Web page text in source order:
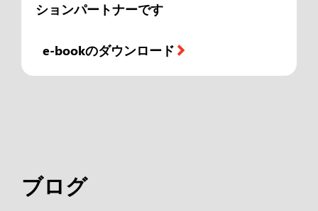
ションパートナーです
e-bookのダウンロード
ブログ